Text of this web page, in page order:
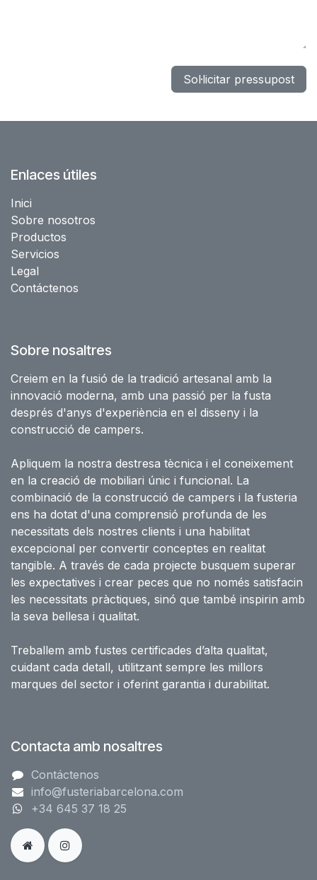
Sol·licitar pressupost
Enlaces útiles
Inici
Sobre nosotros
Productos
Servicios
Legal
Contáctenos
Sobre nosaltres
Creiem en la fusió de la tradició artesanal amb la
innovació moderna, amb una passió per la fusta
després d'anys d'experiència en el disseny i la
construcció de campers.
Apliquem la nostra destresa tècnica i el coneixement
en la creació de mobiliari únic i funcional. La
combinació de la construcció de campers i la fusteria
ens ha dotat d'una comprensió profunda de les
necessitats dels nostres clients i una habilitat
excepcional per convertir conceptes en realitat
tangible. A través de cada projecte busquem superar
les expectatives i crear peces que no només satisfacin
les necessitats pràctiques, sinó que també inspirin amb
la seva bellesa i qualitat.
Treballem amb fustes certificades d’alta qualitat,
cuidant cada detall, utilitzant sempre les millors
marques del sector i oferint garantia i durabilitat.
Contacta amb nosaltres
Contáctenos
info@fusteriabarcelona.com
+34 645 37 18 25